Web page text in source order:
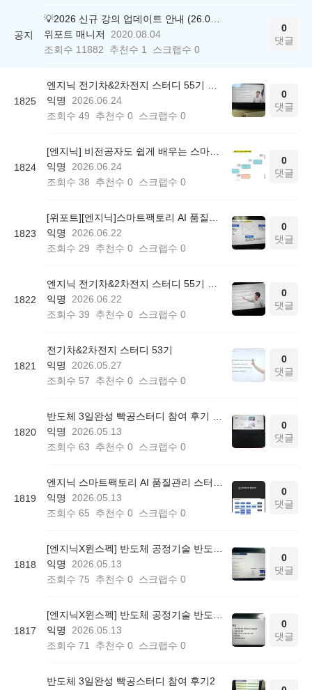
공지
위포트 매니저
2020.08.04
조회수 11882 추천수 1 스크랩수 0
0
댓글
1825
익명
2026.06.24
조회수 49 추천수 0 스크랩수 0
0
댓글
1824
익명
2026.06.24
조회수 38 추천수 0 스크랩수 0
0
댓글
1823
익명
2026.06.22
조회수 29 추천수 0 스크랩수 0
0
댓글
1822
익명
2026.06.22
조회수 39 추천수 0 스크랩수 0
0
댓글
1821
전기차&2차전지 스터디 53기
익명
2026.05.27
조회수 57 추천수 0 스크랩수 0
0
댓글
1820
익명
2026.05.13
조회수 63 추천수 0 스크랩수 0
0
댓글
1819
익명
2026.05.13
조회수 65 추천수 0 스크랩수 0
0
댓글
1818
익명
2026.05.13
조회수 75 추천수 0 스크랩수 0
0
댓글
1817
익명
2026.05.13
조회수 71 추천수 0 스크랩수 0
0
댓글
반도체 3일완성 빡공스터디 참여 후기2